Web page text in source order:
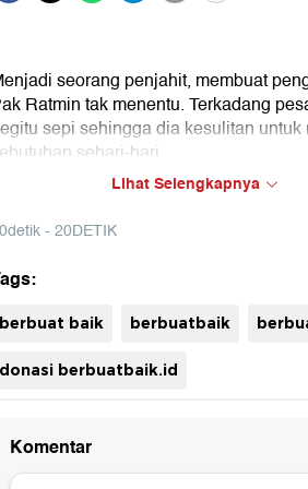
seorang penjahit, membuat
Ratmin tak menentu. Terkadang
sepi sehingga dia kesulitan untuk
sehari-hari.
Syukur dia panjatkan dengan hadirnya
sebesar Rp 22.200.222
dapurnya bisa mengepul.
Lihat Selengkapnya
- 20DETIK
berbuat baik berbuatbaik
donasi berbuatbaik.id